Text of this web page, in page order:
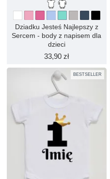
Dziadku Jesteś Najlepszy z
Sercem - body z napisem dla
dzieci
33,90 zł
BESTSELLER